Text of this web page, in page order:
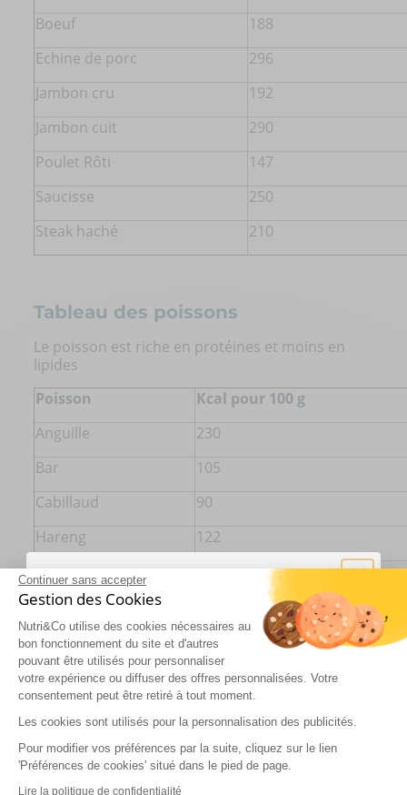
Continuer sans accepter
Gestion des Cookies
Nutri&Co utilise des cookies nécessaires au
bon fonctionnement du site et d'autres
pouvant être utilisés pour personnaliser
votre expérience ou diffuser des offres personnalisées. Votre
consentement peut être retiré à tout moment.
Les cookies sont utilisés pour la personnalisation des publicités.
Pour modifier vos préférences par la suite, cliquez sur le lien
'Préférences de cookies' situé dans le pied de page.
Lire la politique de confidentialité
Boeuf
188
Echine de porc
296
Jambon cru
192
Jambon cuit
290
Poulet Rôti
147
Saucisse
250
Steak haché
210
Tableau des poissons
Le poisson est riche en protéines et moins en
lipides
Poisson
Kcal pour 100 g
Anguille
230
Bar
105
Cabillaud
90
Hareng
122
Sardine
162
Saumon
Sole
75
Thon
144
Tableau des produits laitiers et
Rejoignez l’aventure !
Inscrivez-vous à nos communications et bénéficiez de
contenus exclusifs, du programme fidélité et d’offres